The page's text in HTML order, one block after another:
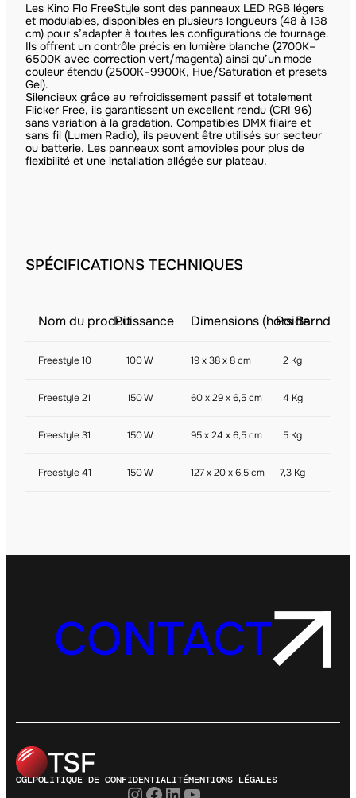
Les Kino Flo FreeStyle sont des panneaux LED RGB légers
et modulables, disponibles en plusieurs longueurs (48 à 138
cm) pour s’adapter à toutes les configurations de tournage.
Ils offrent un contrôle précis en lumière blanche (2700K–
6500K avec correction vert/magenta) ainsi qu’un mode
couleur étendu (2500K–9900K, Hue/Saturation et presets
Gel).
Silencieux grâce au refroidissement passif et totalement
Flicker Free, ils garantissent un excellent rendu (CRI 96)
sans variation à la gradation. Compatibles DMX filaire et
sans fil (Lumen Radio), ils peuvent être utilisés sur secteur
ou batterie. Les panneaux sont amovibles pour plus de
flexibilité et une installation allégée sur plateau.
SPÉCIFICATIONS TECHNIQUES
Nom du produitPuissance Dimensions (horsPoids
Freestyle 10 100 W 19 x 38 x 8 cm 2 Kg
Freestyle 21 150 W 60 x 29 x 6,5 cm 4 Kg
Freestyle 31 150 W 95 x 24 x 6,5 cm 5 Kg
Freestyle 41 150 W 127 x 20 x 6,5 cm 7,3 Kg
CONTACT
CGLPOLITIQUE DE CONFIDENTIALITÉMENTIONS LÉGALES